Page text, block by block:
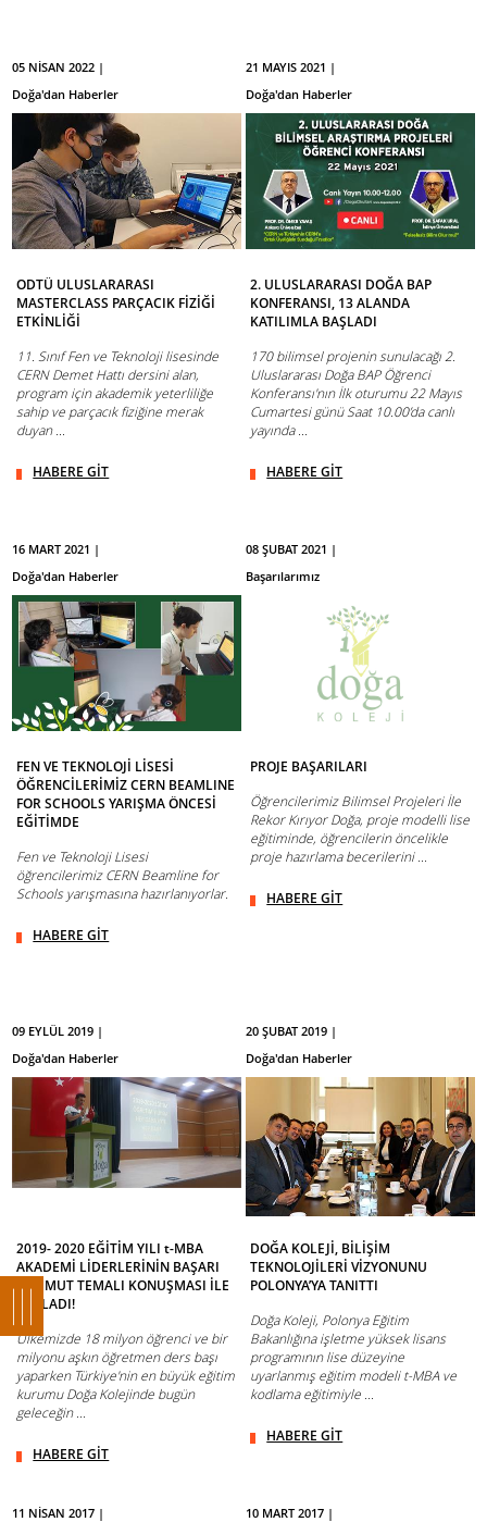
05 NİSAN 2022 |
Doğa'dan Haberler
ODTÜ ULUSLARARASI
MASTERCLASS PARÇACIK FİZİĞİ
ETKİNLİĞİ
11. Sınıf Fen ve Teknoloji lisesinde
CERN Demet Hattı dersini alan,
program için akademik yeterliliğe
sahip ve parçacık fiziğine merak
duyan ...
HABERE GİT
21 MAYIS 2021 |
Doğa'dan Haberler
2. ULUSLARARASI DOĞA BAP
KONFERANSI, 13 ALANDA
KATILIMLA BAŞLADI
170 bilimsel projenin sunulacağı 2.
Uluslararası Doğa BAP Öğrenci
Konferansı'nın İlk oturumu 22 Mayıs
Cumartesi günü Saat 10.00’da canlı
yayında ...
HABERE GİT
16 MART 2021 |
Doğa'dan Haberler
FEN VE TEKNOLOJİ LİSESİ
ÖĞRENCİLERİMİZ CERN BEAMLINE
FOR SCHOOLS YARIŞMA ÖNCESİ
EĞİTİMDE
Fen ve Teknoloji Lisesi
öğrencilerimiz CERN Beamline for
Schools yarışmasına hazırlanıyorlar.
HABERE GİT
08 ŞUBAT 2021 |
Başarılarımız
PROJE BAŞARILARI
Öğrencilerimiz Bilimsel Projeleri İle
Rekor Kırıyor Doğa, proje modelli lise
eğitiminde, öğrencilerin öncelikle
proje hazırlama becerilerini ...
HABERE GİT
09 EYLÜL 2019 |
Doğa'dan Haberler
2019- 2020 EĞİTİM YILI t-MBA
AKADEMİ LİDERLERİNİN BAŞARI
VE UMUT TEMALI KONUŞMASI İLE
BAŞLADI!
Ülkemizde 18 milyon öğrenci ve bir
milyonu aşkın öğretmen ders başı
yaparken Türkiye'nin en büyük eğitim
kurumu Doğa Kolejinde bugün
geleceğin ...
HABERE GİT
20 ŞUBAT 2019 |
Doğa'dan Haberler
DOĞA KOLEJİ, BİLİŞİM
TEKNOLOJİLERİ VİZYONUNU
POLONYA’YA TANITTI
Doğa Koleji, Polonya Eğitim
Bakanlığına işletme yüksek lisans
programının lise düzeyine
uyarlanmış eğitim modeli t-MBA ve
kodlama eğitimiyle ...
HABERE GİT
11 NİSAN 2017 | 10 MART 2017 |